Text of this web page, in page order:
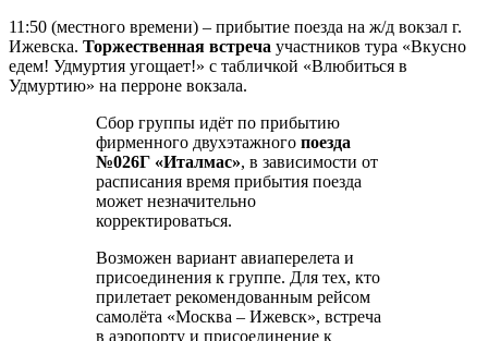
11:50 (местного времени) – прибытие поезда на ж/д вокзал г.
Ижевска. Торжественная встреча участников тура «Вкусно
едем! Удмуртия угощает!» с табличкой «Влюбиться в
Удмуртию» на перроне вокзала.
Сбор группы идёт по прибытию
фирменного двухэтажного поезда
№026Г «Италмас», в зависимости от
расписания время прибытия поезда
может незначительно
корректироваться.
Возможен вариант авиаперелета и
присоединения к группе. Для тех, кто
прилетает рекомендованным рейсом
самолёта «Москва – Ижевск», встреча
в аэропорту и присоединение к